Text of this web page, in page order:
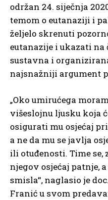
održan 24. siječnja
temom o eutanaziji i
željelo skrenuti
eutanazije i ukazati
sustavna i
najsnažniji argument
„Oko umirućega
višeslojnu ljusku koja
osigurati mu osjećaj
a ne da mu se javlja
ili otuđenosti. Time se,
njegov osjećaj patnje,
smisla“, naglasio je
Franić u svom